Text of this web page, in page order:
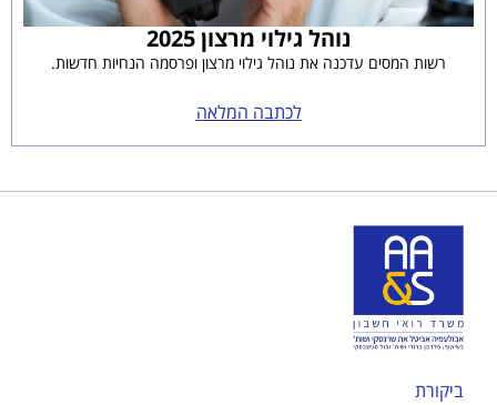
נוהל גילוי מרצון 2025
רשות המסים עדכנה את נוהל גילוי מרצון ופרסמה הנחיות חדשות.
לכתבה המלאה
ביקורת